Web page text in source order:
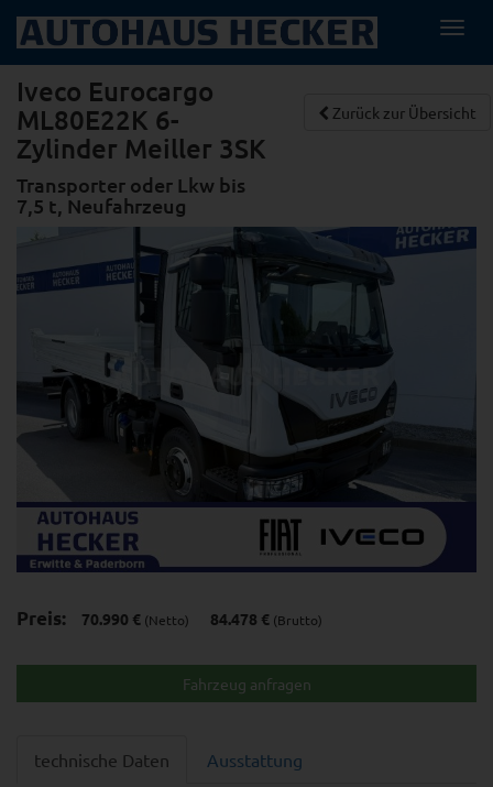
Iveco Eurocargo
ML80E22K 6-
Zylinder Meiller 3SK
Transporter oder Lkw bis
7,5 t, Neufahrzeug
Zurück zur Übersicht
Preis: 70.990 € (Netto) 84.478 € (Brutto)
Fahrzeug anfragen
technische Daten Ausstattung